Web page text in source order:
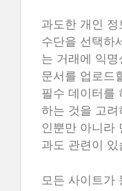
과도한 개인
수단을 선택하
는 거래에 익
문서를 업로드
필수 데이터를
하는 것을 고
인뿐만 아니라
과도 관련이 있
모든 사이트가